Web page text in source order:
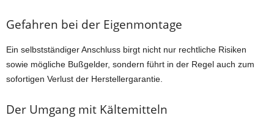
Gefahren bei der Eigenmontage
Ein selbstständiger Anschluss birgt nicht nur rechtliche Risiken
sowie mögliche Bußgelder, sondern führt in der Regel auch zum
sofortigen Verlust der Herstellergarantie.
Der Umgang mit Kältemitteln